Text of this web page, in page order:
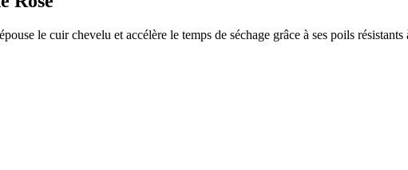
le cuir chevelu et accélère le temps de séchage grâce à ses poils résistants